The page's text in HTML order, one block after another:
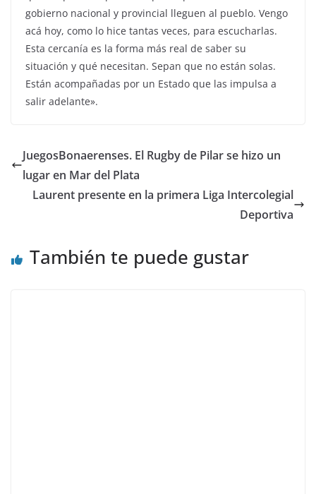
gobierno nacional y provincial lleguen al pueblo. Vengo
acá hoy, como lo hice tantas veces, para escucharlas.
Esta cercanía es la forma más real de saber su
situación y qué necesitan. Sepan que no están solas.
Están acompañadas por un Estado que las impulsa a
salir adelante».
JuegosBonaerenses. El Rugby de Pilar se hizo un
lugar en Mar del Plata
Laurent presente en la primera Liga Intercolegial
Deportiva
También te puede gustar